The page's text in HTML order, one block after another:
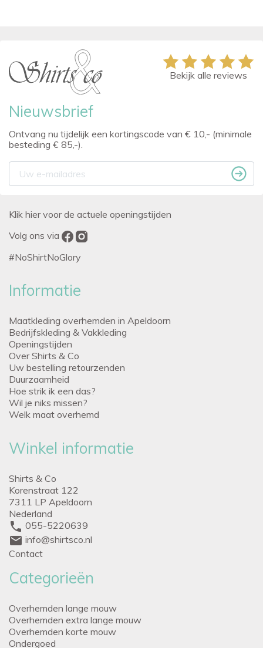
Nieuwsbrief
Ontvang nu tijdelijk een kortingscode van € 10,- (minimale
besteding € 85,-).
Bekijk alle reviews
Klik hier voor de actuele openingstijden
Volg ons via
#NoShirtNoGlory
Informatie
Maatkleding overhemden in Apeldoorn
Bedrijfskleding & Vakkleding
Openingstijden
Over Shirts & Co
Uw bestelling retourzenden
Duurzaamheid
Hoe strik ik een das?
Wil je niks missen?
Welk maat overhemd
Winkel informatie
Shirts & Co
Korenstraat 122
7311 LP Apeldoorn
Nederland
phone 055-5220639
mail info@shirtsco.nl
Contact
Categorieën
Overhemden lange mouw
Overhemden extra lange mouw
Overhemden korte mouw
Ondergoed